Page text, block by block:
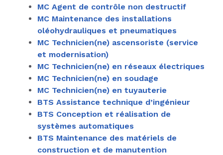
MC Agent de contrôle non destructif
MC Maintenance des installations
oléohydrauliques et pneumatiques
MC Technicien(ne) ascensoriste (service
et modernisation)
MC Technicien(ne) en réseaux électriques
MC Technicien(ne) en soudage
MC Technicien(ne) en tuyauterie
BTS Assistance technique d’ingénieur
BTS Conception et réalisation de
systèmes automatiques
BTS Maintenance des matériels de
construction et de manutention